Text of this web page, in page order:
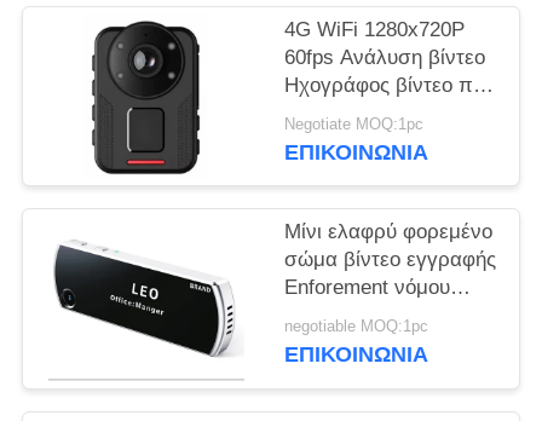
ΖΗΤΉΣΤΕ
ΜΙΑ
ΠΡΟΣΦΟΡΆ
SITEMAP
ΠΟΛΙΤΙΚΉ
ΑΠΟΡΡΉΤΟΥ
4G WiFi 1280x720P
60fps Ανάλυση βίντεο
Ηχογράφος βίντεο που
φοριέται από το σώμα
σχεδιασμένο να
Negotiate MOQ:1pc
ΕΠΙΚΟΙΝΩΝΊΑ
Μίνι ελαφρύ φορεμένο
σώμα βίντεο εγγραφής
Enforement νόμου
σχεδίου διακριτικών
καμερών
negotiable MOQ:1pc
ΕΠΙΚΟΙΝΩΝΊΑ